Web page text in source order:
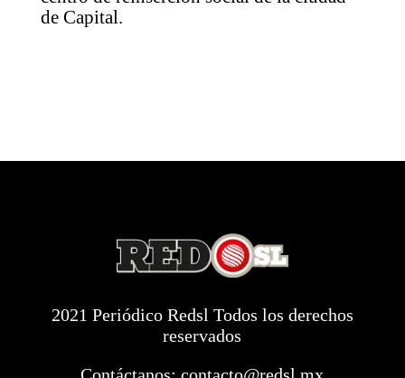
de Capital.
2021 Periódico Redsl Todos los derechos
reservados